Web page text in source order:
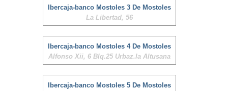
Ibercaja-banco Mostoles 3 De Mostoles
La Libertad, 56
Ibercaja-banco Mostoles 4 De Mostoles
Alfonso Xii, 6 Blq.25 Urbaz.la Altusana
Ibercaja-banco Mostoles 5 De Mostoles